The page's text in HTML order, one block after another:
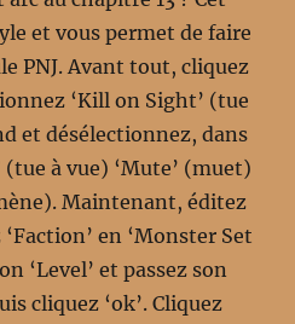
et vous permet de faire
PNJ. Avant tout, cliquez
‘Kill on Sight’ (tue
et désélectionnez, dans
(tue à vue) ‘Mute’ (muet)
Maintenant, éditez
en ‘Monster Set
‘Level’ et passez son
cliquez ‘ok’. Cliquez